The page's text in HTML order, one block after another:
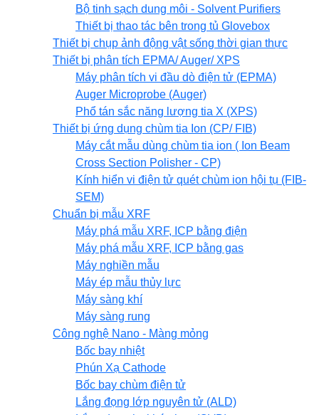
Bộ tinh sạch dung môi - Solvent Purifiers
Thiết bị thao tác bên trong tủ Glovebox
Thiết bị chụp ảnh động vật sống thời gian thực
Thiết bị phân tích EPMA/ Auger/ XPS
Máy phân tích vi đầu dò điện tử (EPMA)
Auger Microprobe (Auger)
Phổ tán sắc năng lượng tia X (XPS)
Thiết bị ứng dụng chùm tia Ion (CP/ FIB)
Máy cắt mẫu dùng chùm tia ion ( Ion Beam
Cross Section Polisher - CP)
Kính hiển vi điện tử quét chùm ion hội tụ (FIB-
SEM)
Chuẩn bị mẫu XRF
Máy phá mẫu XRF, ICP bằng điện
Máy phá mẫu XRF, ICP bằng gas
Máy nghiền mẫu
Máy ép mẫu thủy lực
Máy sàng khí
Máy sàng rung
Công nghệ Nano - Màng mỏng
Bốc bay nhiệt
Phún Xạ Cathode
Bốc bay chùm điện tử
Lắng đọng lớp nguyên tử (ALD)